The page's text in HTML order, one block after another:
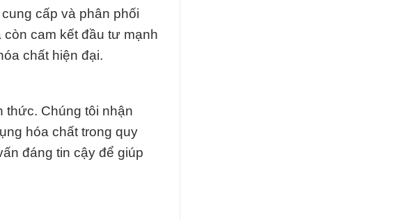
cấp và phân phối
cam kết đầu tư mạnh
chất hiện đại.
thức. Chúng tôi nhận
hóa chất trong quy
đáng tin cậy để giúp